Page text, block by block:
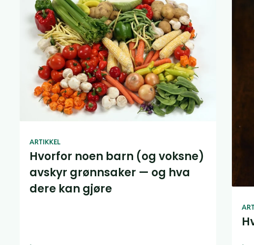
ARTIKKEL
Hvorfor noen barn (og voksne)
avskyr grønnsaker — og hva
dere kan gjøre